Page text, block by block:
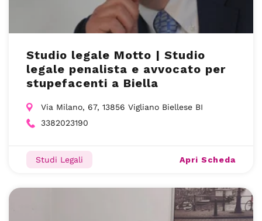
Studio legale Motto | Studio
legale penalista e avvocato per
stupefacenti a Biella
Via Milano, 67, 13856 Vigliano Biellese BI
3382023190
Studi Legali Apri Scheda